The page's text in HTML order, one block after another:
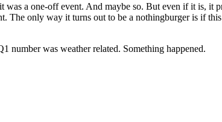
was a one-off event. And maybe so. But even if it is, it
The only way it turns out to be a nothingburger is if
number was weather related. Something happened.